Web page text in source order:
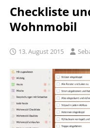
Checkliste
Wohnmobil
13. August 2015